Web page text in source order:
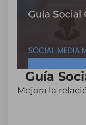
Guía
Mejora la